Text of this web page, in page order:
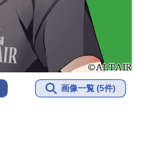
画像一覧 (5件)